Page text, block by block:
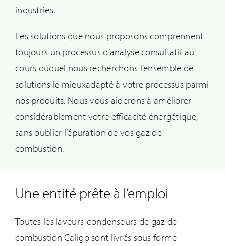
industries.
Les solutions que nous proposons comprennent
toujours un processus d’analyse consultatif au
cours duquel nous recherchons l’ensemble de
solutions le mieuxadapté à votre processus parmi
nos produits. Nous vous aiderons à améliorer
considérablement votre efficacité énergétique,
sans oublier l’épuration de vos gaz de
combustion.
Une entité prête à l’emploi
Toutes les laveurs-condenseurs de gaz de
combustion Caligo sont livrés sous forme